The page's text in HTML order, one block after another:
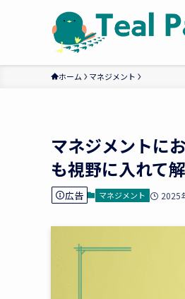
ホーム マネジメント
マネジメントに
も視野に入れて
広告 マネジメント 2025